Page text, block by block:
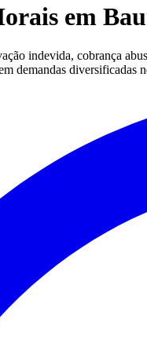
em
indevida, cobrança
demandas diversificadas